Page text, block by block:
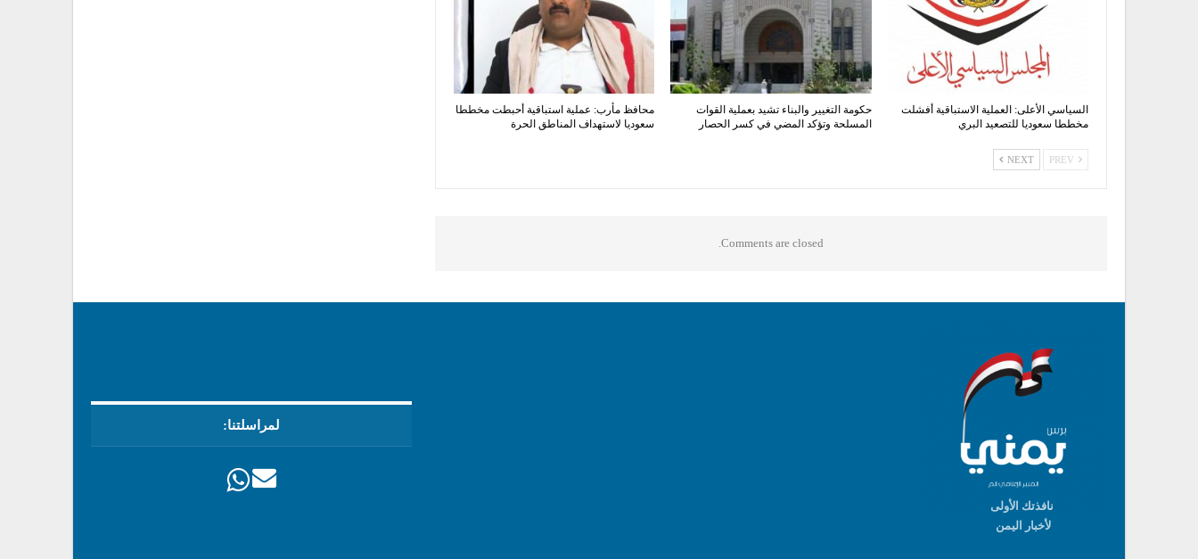
السياسي الأعلى: العملية الاستباقية أفشلت
مخططا سعوديا للتصعيد البري
حكومة التغيير والبناء تشيد بعملية القوات
المسلحة وتؤكد المضي في كسر الحصار
محافظ مأرب: عملية استباقية أحبطت مخططا
سعوديا لاستهداف المناطق الحرة
NEXT
Comments are closed.
نافذتك الأولى
لأخبار اليمن
لمراسلتنا: